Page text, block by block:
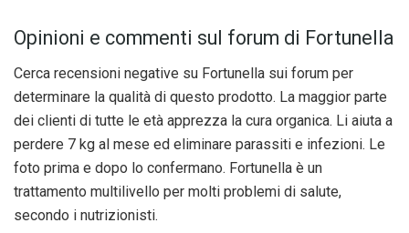
Opinioni e commenti sul forum di Fortunella
Cerca recensioni negative su Fortunella sui forum per
determinare la qualità di questo prodotto. La maggior parte
dei clienti di tutte le età apprezza la cura organica. Li aiuta a
perdere 7 kg al mese ed eliminare parassiti e infezioni. Le
foto prima e dopo lo confermano. Fortunella è un
trattamento multilivello per molti problemi di salute,
secondo i nutrizionisti.